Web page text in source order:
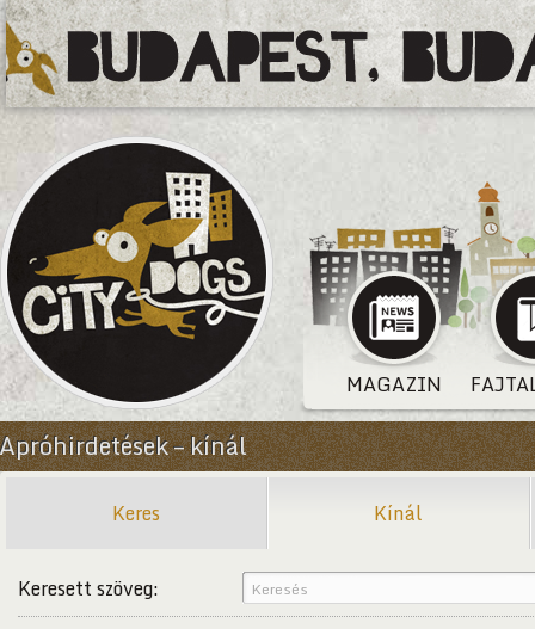
MAGAZIN
Apróhirdetések – kínál
Keres Kínál
Keresett szöveg: